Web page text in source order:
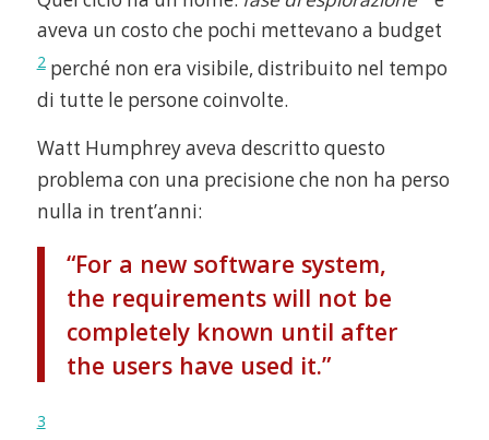
aveva un costo che pochi mettevano a budget
2perché non era visibile, distribuito nel tempo
di tutte le persone coinvolte.
Watt Humphrey aveva descritto questo
problema con una precisione che non ha perso
nulla in trent’anni:
“For a new software system,
the requirements will not be
completely known until after
the users have used it.”
3